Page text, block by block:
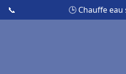
📞 🕒 Chauffe